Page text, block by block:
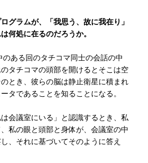
グラムが、「我思う、故に我在り」
何処に在るのだろうか。
のある回のタチコマ同士の会話の中
タチコマの頭部を開けるとそこは空
とき、彼らの脳は静止衛星に積まれ
タであることを知ることになる。
会議室にいる」と認識するとき、私
私の眼と頭部と身体が、会議室の中
、それに基づいてそのように答え